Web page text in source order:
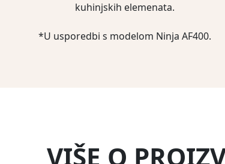
kuhinjskih elemenata.
*U usporedbi s modelom Ninja AF400.
VIŠE O